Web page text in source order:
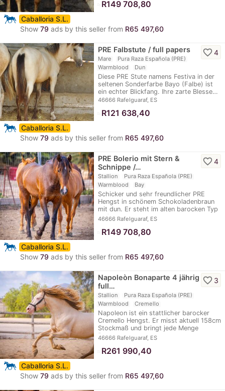
R149 708,80
Caballoria S.L.
Show 79 ads by this seller from R65 497,60
PRE Falbstute / full papers
Mare
Pura Raza Española (PRE)
Warmblood
Dun
Diese PRE Stute namens Festiva in der
seltenen Sonderfarbe Bayo (Falbe) ist
ein echter Blickfang. Ihre zarte Blesse…
46666 Rafelguaraf, ES
favorite_border4
R121 638,40
Caballoria S.L.
Show 79 ads by this seller from R65 497,60
PRE Bolerio mit Stern &
Schnippe /…
Stallion
Pura Raza Española (PRE)
Warmblood
Bay
Schicker und sehr freundlicher PRE
Hengst in schönem Schokoladenbraun
mit dun. Er steht im alten barocken Typ
und…
46666 Rafelguaraf, ES
favorite_border4
R149 708,80
Caballoria S.L.
Show 79 ads by this seller from R65 497,60
Napoleòn Bonaparte 4 jährig /
full…
Stallion
Pura Raza Española (PRE)
Warmblood
Cremello
Napoleon ist ein stattlicher barocker
Cremello Hengst. Er misst aktuell 158cm
Stockmaß und bringt jede Menge
Power…
46666 Rafelguaraf, ES
favorite_border 3
R261 990,40
Caballoria S.L.
Show 79 ads by this seller from R65 497,60